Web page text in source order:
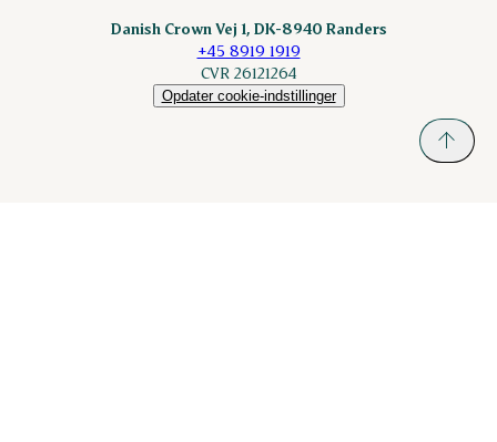
Danish Crown Vej 1, DK-8940 Randers
+45 8919 1919
CVR 26121264
Opdater cookie-indstillinger